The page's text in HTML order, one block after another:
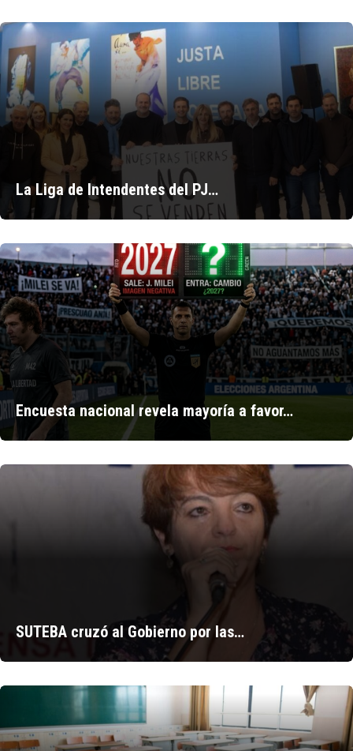
La Liga de Intendentes del PJ…
Encuesta nacional revela mayoría a favor…
SUTEBA cruzó al Gobierno por las…